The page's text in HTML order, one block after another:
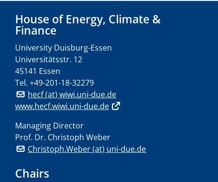
House of Energy, Climate &
Finance
University Duisburg-Essen
Universitätsstr. 12
45141 Essen
Tel. +49-201-18-32279
hecf (at) wiwi.uni-due.de
www.hecf.wiwi.uni-due.de
Managing Director
Prof. Dr. Christoph Weber
Christoph.Weber (at) uni-due.de
Chairs